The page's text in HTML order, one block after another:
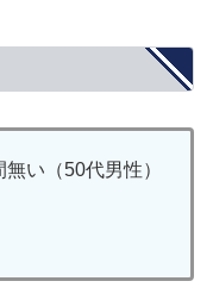
い（50代男性）